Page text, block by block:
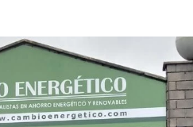
invertir
MÁS
con
tu Marca